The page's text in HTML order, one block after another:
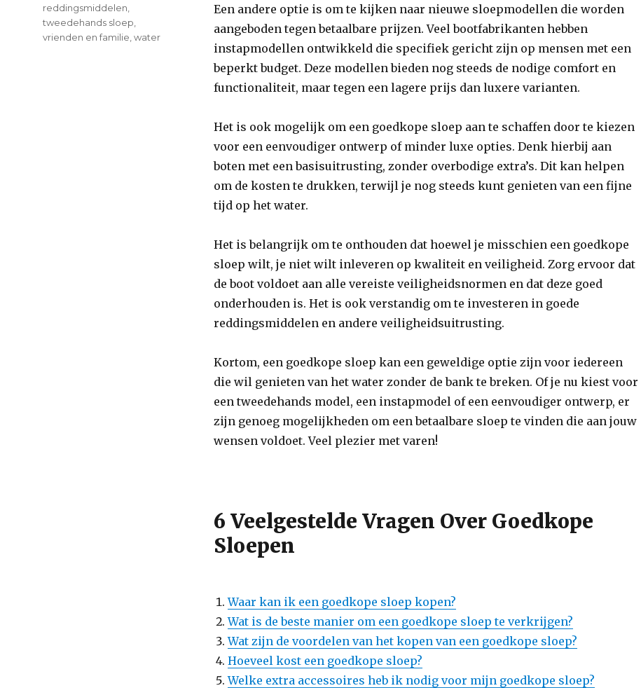
Een andere optie is om te kijken naar nieuwe sloepmodellen die worden
aangeboden tegen betaalbare prijzen. Veel bootfabrikanten hebben
instapmodellen ontwikkeld die specifiek gericht zijn op mensen met een
beperkt budget. Deze modellen bieden nog steeds de nodige comfort en
functionaliteit, maar tegen een lagere prijs dan luxere varianten.
Het is ook mogelijk om een goedkope sloep aan te schaffen door te kiezen
voor een eenvoudiger ontwerp of minder luxe opties. Denk hierbij aan
boten met een basisuitrusting, zonder overbodige extra’s. Dit kan helpen
om de kosten te drukken, terwijl je nog steeds kunt genieten van een fijne
tijd op het water.
Het is belangrijk om te onthouden dat hoewel je misschien een goedkope
sloep wilt, je niet wilt inleveren op kwaliteit en veiligheid. Zorg ervoor dat
de boot voldoet aan alle vereiste veiligheidsnormen en dat deze goed
onderhouden is. Het is ook verstandig om te investeren in goede
reddingsmiddelen en andere veiligheidsuitrusting.
Kortom, een goedkope sloep kan een geweldige optie zijn voor iedereen
die wil genieten van het water zonder de bank te breken. Of je nu kiest voor
een tweedehands model, een instapmodel of een eenvoudiger ontwerp, er
zijn genoeg mogelijkheden om een betaalbare sloep te vinden die aan jouw
wensen voldoet. Veel plezier met varen!
6 Veelgestelde Vragen Over Goedkope
Sloepen
Waar kan ik een goedkope sloep kopen?
Wat is de beste manier om een goedkope sloep te verkrijgen?
Wat zijn de voordelen van het kopen van een goedkope sloep?
Hoeveel kost een goedkope sloep?
Welke extra accessoires heb ik nodig voor mijn goedkope sloep?
reddingsmiddelen
tweedehands sloep
vrienden en familie ,water